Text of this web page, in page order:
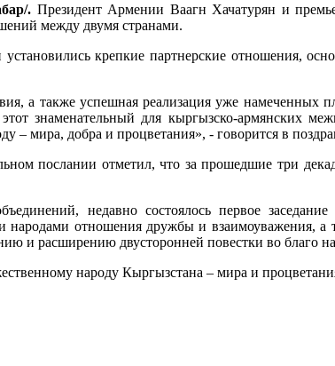
. Президент Армении Ваагн Хачатурян и
между двумя странами.
крепкие партнерские отношения,
а также успешная реализация уже намеченных
знаменательный для кыргызско-армянских
– мира, добра и процветания», - говорится в
послании отметил, что за прошедшие три
недавно состоялось первое
отношения дружбы и взаимоуважения,
и расширению двусторонней повестки во
народу Кыргызстана – мира и